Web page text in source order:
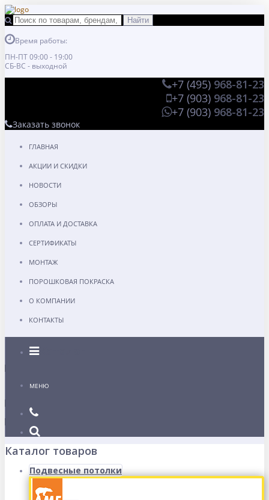
Время работы:
ПН-ПТ 09:00 - 19:00
СБ-ВС - выходной
+7 (495) 968-81-23
+7 (903) 968-81-23
+7 (903) 968-81-23
Заказать звонок
ГЛАВНАЯ
АКЦИИ И СКИДКИ
НОВОСТИ
ОБЗОРЫ
ОПЛАТА И ДОСТАВКА
СЕРТИФИКАТЫ
МОНТАЖ
ПОРОШКОВАЯ ПОКРАСКА
О КОМПАНИИ
КОНТАКТЫ
Каталог
МЕНЮ
Каталог товаров
Подвесные потолки